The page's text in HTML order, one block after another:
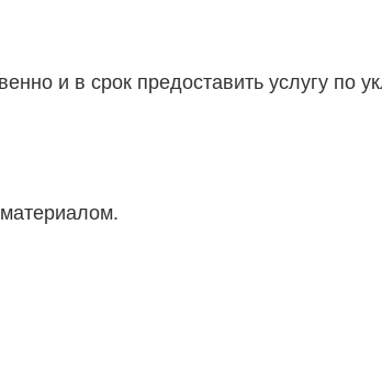
и в срок предоставить услугу по